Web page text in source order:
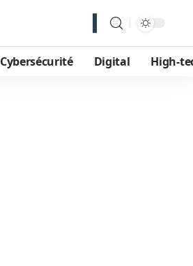
Cybersécurité Digital High-